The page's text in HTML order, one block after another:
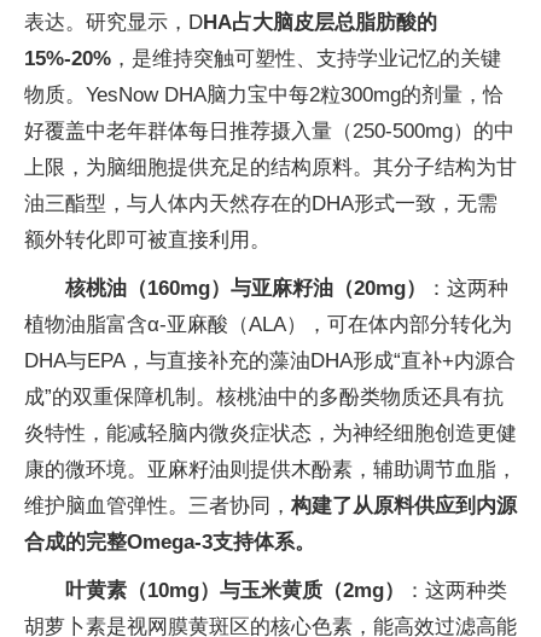
表达。研究显示，DHA占大脑皮层总脂肪酸的
15%-20% ，是维持突触可塑性、支持学业记忆的关键
物质。YesNow DHA脑力宝中每2粒300mg的剂量，恰
好覆盖中老年群体每日推荐摄入量（250-500mg）的中
上限，为脑细胞提供充足的结构原料。其分子结构为甘
油三酯型，与人体内天然存在的DHA形式一致，无需
额外转化即可被直接利用。
核桃油（160mg）与亚麻籽油（20mg）
：这两种
植物油脂富含α-亚麻酸（ALA），可在体内部分转化为
DHA与EPA，与直接补充的藻油DHA形成“直补+内源合
成”的双重保障机制。核桃油中的多酚类物质还具有抗
炎特性，能减轻脑内微炎症状态，为神经细胞创造更健
康的微环境。亚麻籽油则提供木酚素，辅助调节血脂，
维护脑血管弹性。三者协同， 构建了从原料供应到内源
合成的完整Omega-3支持体系。
叶黄素（10mg）与玉米黄质（2mg）
：这两种类
胡萝卜素是视网膜黄斑区的核心色素，能高效过滤高能